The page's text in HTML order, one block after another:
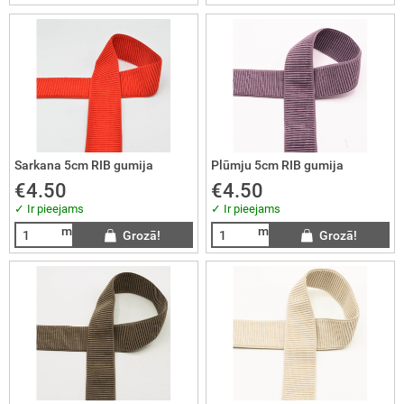
Sarkana 5cm RIB gumija
€4.50
✓ Ir pieejams
m Grozā!
Plūmju 5cm RIB gumija
€4.50
✓ Ir pieejams
m Grozā!
TRIKOTĀŽA
AUDUMI
AUDUMI
AUDUMI